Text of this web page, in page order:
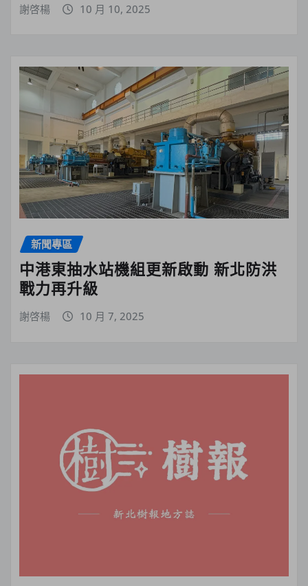
謝啓楊 10 月 10, 2025
新聞專區
中港東抽水站機組更新啟動 新北防洪
戰力再升級
謝啓楊 10 月 7, 2025